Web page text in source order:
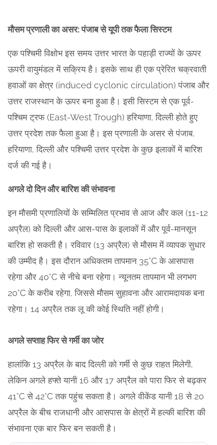
मौसम प्रणाली का असर: पंजाब से यूपी तक फैला सिस्टम
एक पश्चिमी विक्षोभ इस समय उत्तर भारत के पहाड़ी राज्यों के ऊपर
ऊपरी वायुमंडल में सक्रिय है। इसके साथ ही एक प्रेरित चक्रवाती
हवाओं का क्षेत्र (induced cyclonic circulation) पंजाब और
उत्तर राजस्थान के ऊपर बना हुआ है। इसी सिस्टम से एक पूर्व-
पश्चिम ट्रफ (East-West Trough) हरियाणा, दिल्ली होते हुए
उत्तर प्रदेश तक फैला हुआ है। इस प्रणाली के असर से पंजाब,
हरियाणा, दिल्ली और पश्चिमी उत्तर प्रदेश के कुछ इलाकों में बारिश
दर्ज की गई है।
अगले दो दिन और बारिश की संभावना
इन मौसमी प्रणालियों के सम्मिलित प्रभाव से आज और कल (11-12
अप्रैल) को दिल्ली और आस-पास के इलाकों में और पूर्व-मानसून
बारिश हो सकती है। रविवार (13 अप्रैल) से मौसम में व्यापक सुधार
की उम्मीद है। इस दौरान अधिकतम तापमान 35°C के आसपास
रहेगा और 40°C से नीचे बना रहेगा। न्यूनतम तापमान भी लगभग
20°C के करीब रहेगा, जिससे मौसम सुहावना और आरामदायक बना
रहेगा। 14 अप्रैल तक लू की कोई स्थिति नहीं होगी।
अगले सप्ताह फिर से गर्मी का जोर
हालांकि 13 अप्रैल के बाद दिल्ली को गर्मी से कुछ राहत मिलेगी,
लेकिन अगले हफ्ते यानी 16 और 17 अप्रैल को पारा फिर से बढ़कर
41°C से 42°C तक पहुंच सकता है। अगले वीकेंड यानी 18 से 20
अप्रैल के बीच राजधानी और आसपास के क्षेत्रों में हल्की बारिश की
संभावना एक बार फिर बन सकती है।